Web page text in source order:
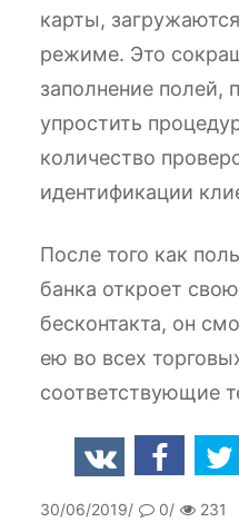
карты,
режиме. Это
заполнение полей,
упростить
количество
идентификации
После того как
банка откроет
бесконтакта, он
ею во всех
соответствующие
30/06/2019 0 231